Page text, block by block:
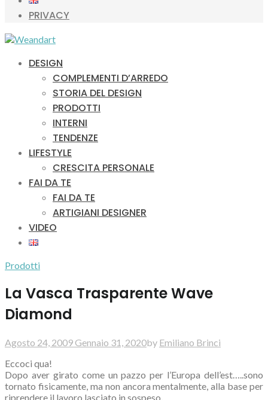
PRIVACY
DESIGN
COMPLEMENTI D’ARREDO
STORIA DEL DESIGN
PRODOTTI
INTERNI
TENDENZE
LIFESTYLE
CRESCITA PERSONALE
FAI DA TE
FAI DA TE
ARTIGIANI DESIGNER
VIDEO
Prodotti
La Vasca Trasparente Wave
Diamond
Agosto 24, 2009Gennaio 31, 2020by Emiliano Brinci
Eccoci qua!
Dopo aver girato come un pazzo per l’Europa dell’est…..sono
tornato fisicamente, ma non ancora mentalmente, alla base per
riprendere il lavoro lasciato in sospeso.